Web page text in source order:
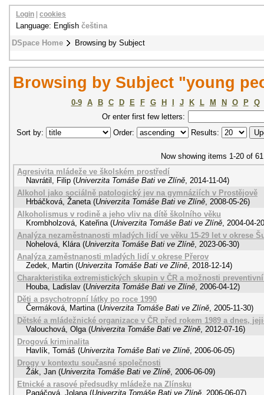
DSpace Home Browsing by Subject
Login cookies
Language: English čeština
Browsing by Subject "young
0-9 A B C D E F G H J K L M N O P
Q
Or enter first few letters:
Sort by:
Order: Results:
Now showing items 1-20 of 61
Agresivita mládeže ve školském prostředí
Navrátil, Filip (Univerzita Tomáše Bati ve Zlíně, 2014-11-04)
Alkohol jako sociálně patologický jev na gymnáziích v Prostějově
Hrbáčková, Žaneta (Univerzita Tomáše Bati ve Zlíně, 2008-05-26)
Alkoholismus v rodině a jeho vliv na dítě školního věku
Krombholzová, Kateřina (Univerzita Tomáše Bati ve Zlíně, 2004-04-20
Analýza nezaměstnanosti mladých lidí ve věku 15-29 let v okrese
Nohelová, Klára (Univerzita Tomáše Bati ve Zlíně, 2023-06-30)
Analýza zaměstnanosti mladých lidí v okrese Přerov
Zedek, Martin (Univerzita Tomáše Bati ve Zlíně, 2018-12-14)
Charakteristika extremistických skupin v ČR a možnosti
Houba, Ladislav (Univerzita Tomáše Bati ve Zlíně, 2006-04-12)
Děti a psychotropní látky po roce 1990
Čermáková, Martina (Univerzita Tomáše Bati ve Zlíně, 2005-11-30)
Dětské a mládežnické organizace v ČR před rokem 1989 a dnes,
Valouchová, Olga (Univerzita Tomáše Bati ve Zlíně, 2012-07-16)
Drogová kriminalita
Havlík, Tomáš (Univerzita Tomáše Bati ve Zlíně, 2006-06-05)
Drogy v kontextu současné společnosti
Žák, Jan (Univerzita Tomáše Bati ve Zlíně, 2006-06-09)
Etnické a rasové předsudky mládeže na Zlínsku
Pagáčová, Jolana (Univerzita Tomáše Bati ve Zlíně, 2006-06-07)